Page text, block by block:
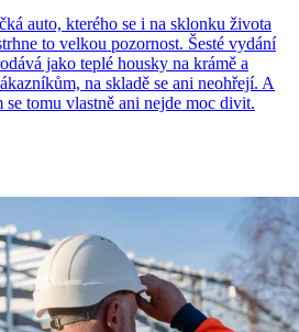
auto, kterého se i na sklonku života
to velkou pozornost. Šesté vydání
jako teplé housky na krámě a
na skladě se ani neohřejí. A
tomu vlastně ani nejde moc divit.